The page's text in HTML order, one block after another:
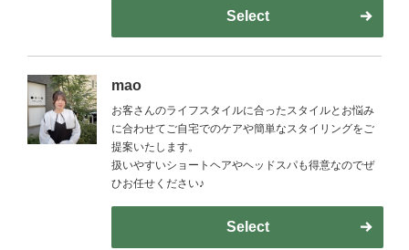
Select
mao
お客さんのライフスタイルに合ったスタイルとお悩み
に合わせてご自宅でのケアや簡単なスタイリングをご
提案いたします。
扱いやすいショートヘアやヘッドスパも得意なのでぜ
ひお任せください♪
Select